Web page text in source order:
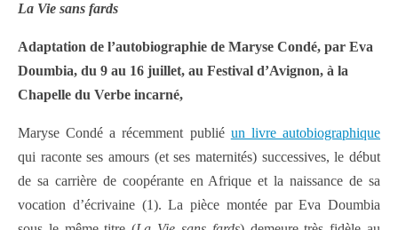
La Vie sans fards
Adaptation de l’autobiographie de Maryse Condé, par Eva
Doumbia, du 9 au 16 juillet, au Festival d’Avignon, à la
Chapelle du Verbe incarné,
Maryse Condé a récemment publié un livre autobiographique
qui raconte ses amours (et ses maternités) successives, le début
de sa carrière de coopérante en Afrique et la naissance de sa
vocation d’écrivaine (1). La pièce montée par Eva Doumbia